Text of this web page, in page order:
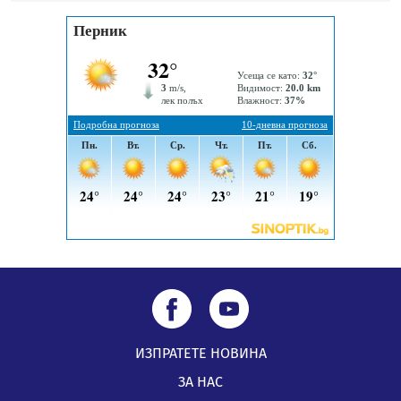
07.08.2026, 09:18
ИЗПРАТЕТЕ НОВИНА
ЗА НАС